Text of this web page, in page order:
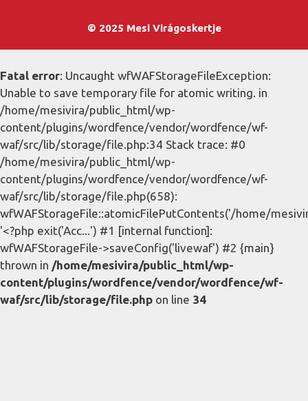
© 2025 Mesi Virágoskertje
Fatal error: Uncaught wfWAFStorageFileException:
Unable to save temporary file for atomic writing. in
/home/mesivira/public_html/wp-
content/plugins/wordfence/vendor/wordfence/wf-
waf/src/lib/storage/file.php:34 Stack trace: #0
/home/mesivira/public_html/wp-
content/plugins/wordfence/vendor/wordfence/wf-
waf/src/lib/storage/file.php(658):
wfWAFStorageFile::atomicFilePutContents('/home/
'<?php exit('Acc...') #1 [internal function]:
wfWAFStorageFile->saveConfig('livewaf') #2 {main}
thrown in /home/mesivira/public_html/wp-
content/plugins/wordfence/vendor/wordfence/wf-
waf/src/lib/storage/file.php on line 34